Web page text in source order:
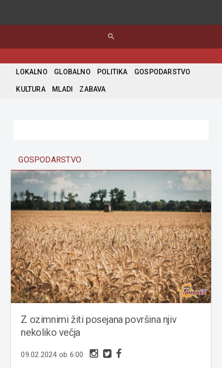
search
LOKALNO GLOBALNO POLITIKA GOSPODARSTVO
KULTURA MLADI ZABAVA
GOSPODARSTVO
Z ozimnimi žiti posejana površina njiv
nekoliko večja
09.02.2024 ob 6:00